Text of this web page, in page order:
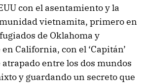
con el asentamiento y la
vietnamita, primero en
de Oklahoma y
California, con el ‘Capitán’
entre los dos mundos
y guardando un secreto que